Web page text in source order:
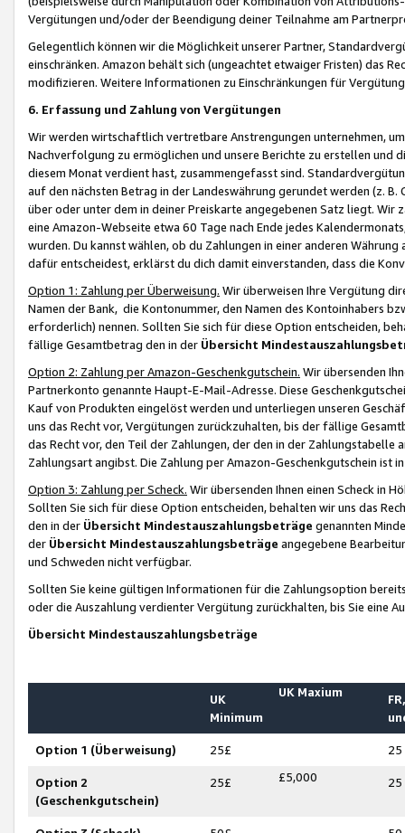
Vergütungen und/oder der Beendigung deiner Teilnahme am
Gelegentlich können wir die Möglichkeit unserer Partner,
einschränken. Amazon behält sich (ungeachtet etwaiger Fristen) das
modifizieren. Weitere Informationen zu Einschränkungen für
6. Erfassung und Zahlung von Vergütungen
Wir werden wirtschaftlich vertretbare Anstrengungen unternehmen,
Nachverfolgung zu ermöglichen und unsere Berichte zu erstellen und
diesem Monat verdient hast, zusammengefasst sind.
auf den nächsten Betrag in der Landeswährung gerundet werden (z.
über oder unter dem in deiner Preiskarte angegebenen Satz liegt.
eine Amazon-Webseite etwa 60 Tage nach Ende jedes
wurden. Du kannst wählen, ob du Zahlungen in einer anderen
dafür entscheidest, erklärst du dich damit einverstanden, dass die
Option 1: Zahlung per Überweisung. Wir überweisen Ihre Vergütung
Namen der Bank, die Kontonummer, den Namen des Kontoinhabers
erforderlich) nennen. Sollten Sie sich für diese Option entscheiden,
fällige Gesamtbetrag den in der Übersicht
Option 2: Zahlung per Amazon-Geschenkgutschein. Wir übersenden
Partnerkonto genannte Haupt-E-Mail-Adresse. Diese
Kauf von Produkten eingelöst werden und unterliegen unseren
uns das Recht vor, Vergütungen zurückzuhalten, bis der fällige
das Recht vor, den Teil der Zahlungen, der den in der
Zahlungsart angibst. Die Zahlung per Amazon-Geschenkgutschein ist
Option 3: Zahlung per Scheck. Wir übersenden Ihnen einen Scheck in
Sollten Sie sich für diese Option entscheiden, behalten wir uns das
den in der Übersicht Mindestauszahlungsbeträge genannten
der Übersicht Mindestauszahlungsbeträge angegebene
und Schweden nicht verfügbar.
Sollten Sie keine gültigen Informationen für die Zahlungsoption
oder die Auszahlung verdienter Vergütung zurückhalten, bis Sie
Übersicht Mindestauszahlungsbeträge
UK
Minimum
UK Maxium
Option 1 (Überweisung) 25£ 25
Option 2
(Geschenkgutschein)
25£ £5,000 25